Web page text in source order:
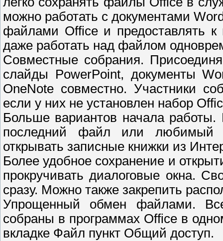
можно работать с документами
файлами Office и предоставлять
даже работать над файлом
Совместные собрания.
слайды PowerPoint, документы
OneNote совместно. Участники
если у них не установлен набор
Больше вариантов начала
последний файл или любимый
открывать записные книжки из
Более удобное сохранение и
прокручивать диалоговые окна.
сразу. Можно также закрепить
Упрощенный обмен файлами.
собраны в программах Office в
вкладке Файл пункт Общий доступ.